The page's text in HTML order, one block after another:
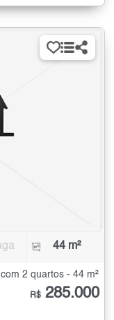
44 m²
2 quartos - 44 m²
R$ 285.000